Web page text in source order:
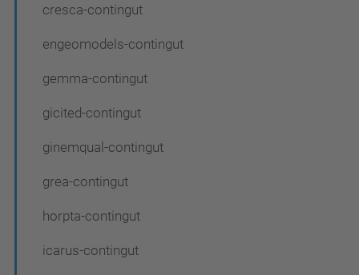
cresca-contingut
engeomodels-contingut
gemma-contingut
gicited-contingut
ginemqual-contingut
grea-contingut
horpta-contingut
icarus-contingut